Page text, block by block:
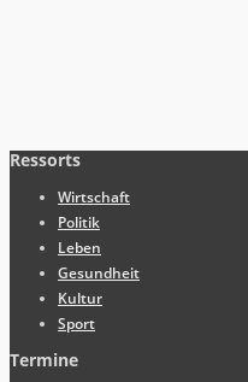
Ressorts
Wirtschaft
Politik
Leben
Gesundheit
Kultur
Sport
Termine